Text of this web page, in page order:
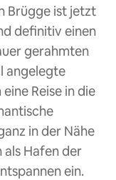
Brügge ist jetzt
definitiv einen
gerahmten
angelegte
Reise in die
in der Nähe
als Hafen der
ein.